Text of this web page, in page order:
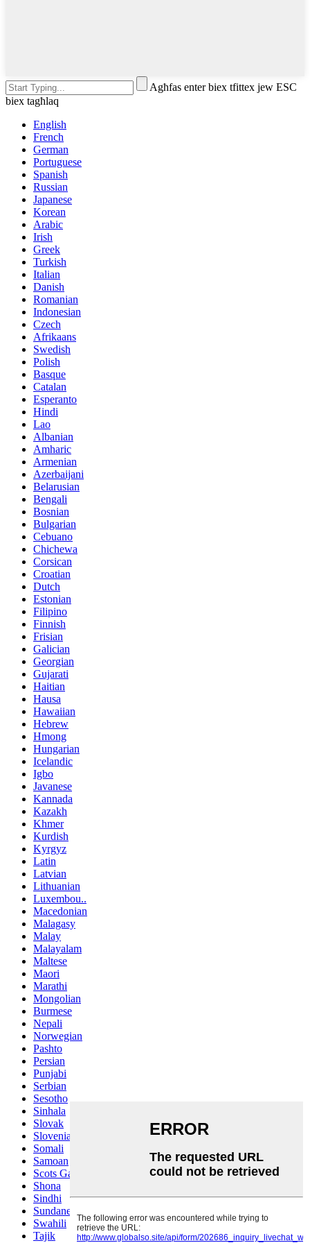
Agħfas enter biex tfittex jew ESC
biex tagħlaq
English
French
German
Portuguese
Spanish
Russian
Japanese
Korean
Arabic
Irish
Greek
Turkish
Italian
Danish
Romanian
Indonesian
Czech
Afrikaans
Swedish
Polish
Basque
Catalan
Esperanto
Hindi
Lao
Albanian
Amharic
Armenian
Azerbaijani
Belarusian
Bengali
Bosnian
Bulgarian
Cebuano
Chichewa
Corsican
Croatian
Dutch
Estonian
Filipino
Finnish
Frisian
Galician
Georgian
Gujarati
Haitian
Hausa
Hawaiian
Hebrew
Hmong
Hungarian
Icelandic
Igbo
Javanese
Kannada
Kazakh
Khmer
Kurdish
Kyrgyz
Latin
Latvian
Lithuanian
Luxembou..
Macedonian
Malagasy
Malay
Malayalam
Maltese
Maori
Marathi
Mongolian
Burmese
Nepali
Norwegian
Pashto
Persian
Punjabi
Serbian
Sesotho
Sinhala
Slovak
Slovenian
Somali
Samoan
Scots Gaelic
Shona
Sindhi
Sundanese
Swahili
Tajik